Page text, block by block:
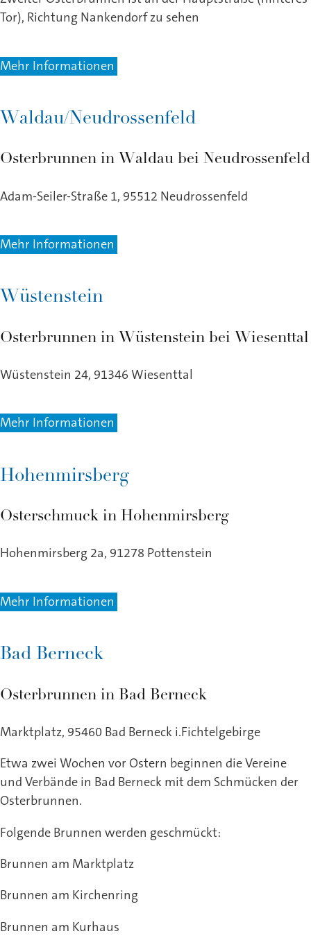
Tor), Richtung Nankendorf zu sehen
Mehr Informationen
Waldau/Neudrossenfeld
Osterbrunnen in Waldau bei Neudrossenfeld
Adam-Seiler-Straße 1, 95512 Neudrossenfeld
Mehr Informationen
Wüstenstein
Osterbrunnen in Wüstenstein bei Wiesenttal
Wüstenstein 24, 91346 Wiesenttal
Mehr Informationen
Hohenmirsberg
Osterschmuck in Hohenmirsberg
Hohenmirsberg 2a, 91278 Pottenstein
Mehr Informationen
Bad Berneck
Osterbrunnen in Bad Berneck
Marktplatz, 95460 Bad Berneck i.Fichtelgebirge
Etwa zwei Wochen vor Ostern beginnen die Vereine
und Verbände in Bad Berneck mit dem Schmücken der
Osterbrunnen.
Folgende Brunnen werden geschmückt:
Brunnen am Marktplatz
Brunnen am Kirchenring
Brunnen am Kurhaus